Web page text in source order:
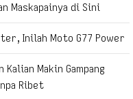
Maskapainya di Sini
Inilah Moto G77 Power
Makin Gampang
Ribet